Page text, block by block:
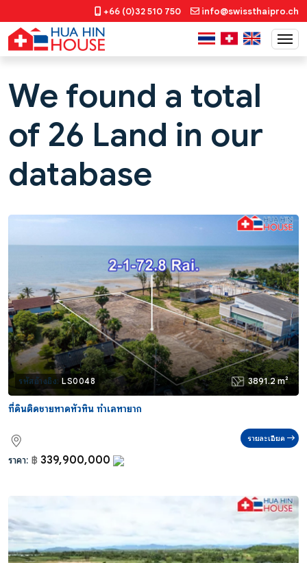
+66 (0)32 510 750 info@swissthaipro.ch
We found a total
of 26 Land in our
database
รหัสอ้างอิง: LS0048 3891.2 m²
ที่ดินติดชายหาดหัวหิน ทำเลหายาก
ราคา: ฿ 339,900,000
รายละเอียด